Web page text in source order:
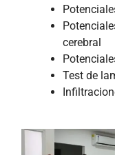
cerebral
Test de